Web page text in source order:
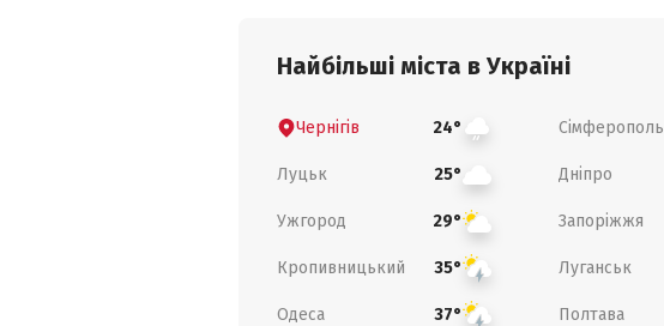
Найбільші міста в Україні
Чернігів 24° Сімферополь
Луцьк 25° Дніпро
Ужгород 29° Запоріжжя
Кропивницький 35° Луганськ
Одеса 37° Полтава